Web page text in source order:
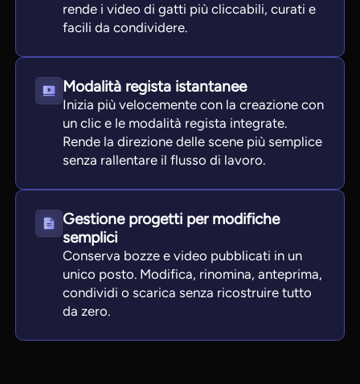
rende i video di gatti più cliccabili, curati e
facili da condividere.
Modalità regista istantanee
Inizia più velocemente con la creazione con
un clic e le modalità regista integrate.
Rende la direzione delle scene più semplice
senza rallentare il flusso di lavoro.
Gestione progetti per modifiche
semplici
Conserva bozze e video pubblicati in un
unico posto. Modifica, rinomina, anteprima,
condividi o scarica senza ricostruire tutto
da zero.